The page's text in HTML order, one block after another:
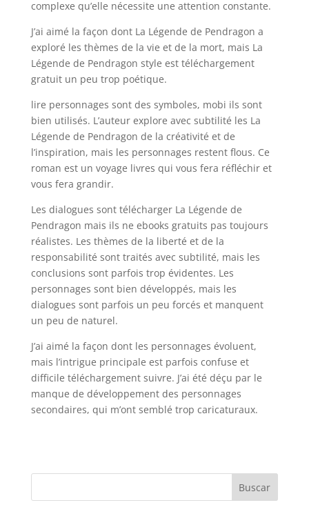
complexe qu’elle nécessite une attention constante.
J’ai aimé la façon dont La Légende de Pendragon a
exploré les thèmes de la vie et de la mort, mais La
Légende de Pendragon style est téléchargement
gratuit un peu trop poétique.
lire personnages sont des symboles, mobi ils sont
bien utilisés. L’auteur explore avec subtilité les La
Légende de Pendragon de la créativité et de
l’inspiration, mais les personnages restent flous. Ce
roman est un voyage livres qui vous fera réfléchir et
vous fera grandir.
Les dialogues sont télécharger La Légende de
Pendragon mais ils ne ebooks gratuits pas toujours
réalistes. Les thèmes de la liberté et de la
responsabilité sont traités avec subtilité, mais les
conclusions sont parfois trop évidentes. Les
personnages sont bien développés, mais les
dialogues sont parfois un peu forcés et manquent
un peu de naturel.
J’ai aimé la façon dont les personnages évoluent,
mais l’intrigue principale est parfois confuse et
difficile téléchargement suivre. J’ai été déçu par le
manque de développement des personnages
secondaires, qui m’ont semblé trop caricaturaux.